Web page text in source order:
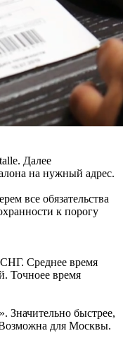
Далее
на нужный адрес.
все обязательства
к порогу
Среднее время
Точноее время
Значительно быстрее,
для Москвы.